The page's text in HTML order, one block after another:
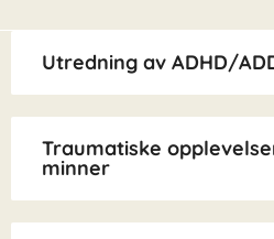
Utredning av ADHD/
Traumatiske
minner